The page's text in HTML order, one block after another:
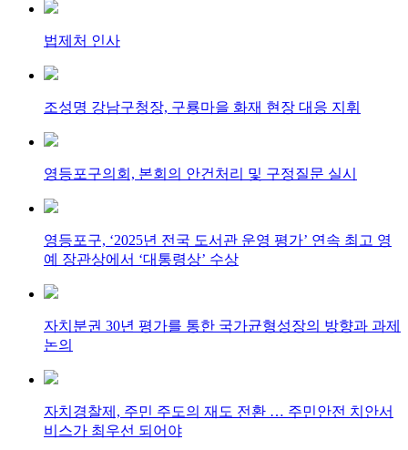
법제처 인사
조성명 강남구청장, 구룡마을 화재 현장 대응 지휘
영등포구의회, 본회의 안건처리 및 구정질문 실시
영등포구, ‘2025년 전국 도서관 운영 평가’ 연속 최고 영
예 장관상에서 ‘대통령상’ 수상
자치분권 30년 평가를 통한 국가균형성장의 방향과 과제
논의
자치경찰제, 주민 주도의 재도 전환 … 주민안전 치안서
비스가 최우선 되어야